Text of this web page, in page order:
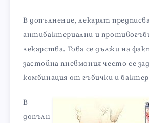
В допълнение, лекарят
антибактериални и
лекарства. Това се дължи на
застойна пневмония често се
комбинация от гъбички и
В
допълн